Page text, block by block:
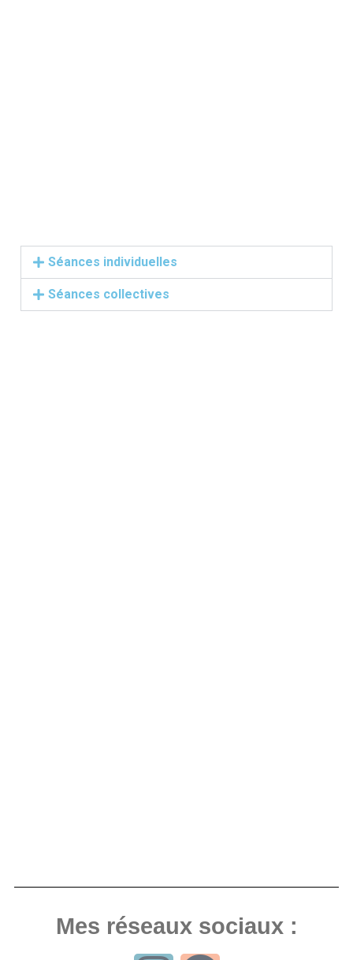
Séances individuelles
Séances collectives
Mes réseaux sociaux :